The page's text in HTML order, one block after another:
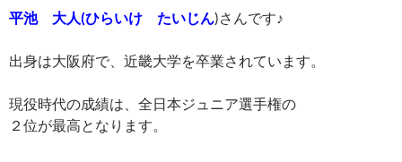
平池 大人(ひらいけ たいじん)さんです♪
出身は大阪府で、近畿大学を卒業されています。
現役時代の成績は、全日本ジュニア選手権の
２位が最高となります。